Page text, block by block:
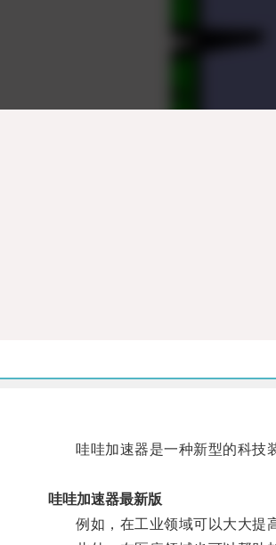
哇哇加速器是一种新型的科技装
哇哇加速器最新版
例如，在工业领域可以大大提高